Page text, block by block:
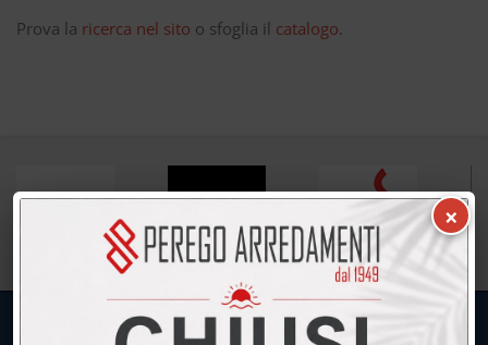
Prova la ricerca nel sito o sfoglia il catalogo.
×